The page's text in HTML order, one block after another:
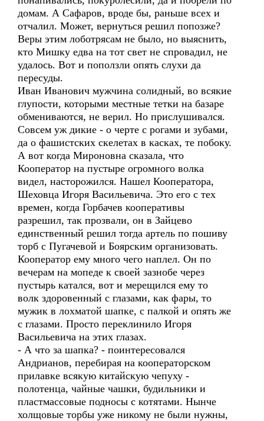
домам. А Сафаров, вроде бы, раньше всех и
отчалил. Может, вернуться решил попозже?
Веры этим лоботрясам не было, но выяснить,
кто Мишку едва на тот свет не спровадил, не
удалось. Вот и поползли опять слухи да
пересуды.
Иван Иванович мужчина солидный, во всякие
глупости, которыми местные тетки на базаре
обмениваются, не верил. Но прислушивался.
Совсем уж дикие - о черте с рогами и зубами,
да о фашистских скелетах в касках, те побоку.
А вот когда Мироновна сказала, что
Кооператор на пустыре огромного волка
видел, насторожился. Нашел Кооператора,
Шеховца Игоря Васильевича. Это его с тех
времен, когда Горбачев кооперативы
разрешил, так прозвали, он в Зайцево
единственный решил тогда артель по пошиву
торб с Пугачевой и Боярским организовать.
Кооператор ему много чего наплел. Он по
вечерам на мопеде к своей зазнобе через
пустырь катался, вот и мерещился ему то
волк здоровенный с глазами, как фары, то
мужик в лохматой шапке, с палкой и опять же
с глазами. Просто переклинило Игоря
Васильевича на этих глазах.
- А что за шапка? - поинтересовался
Андрианов, перебирая на кооператорском
прилавке всякую китайскую чепуху -
полотенца, чайные чашки, будильники и
пластмассовые подносы с котятами. Нынче
холщовые торбы уже никому не были нужны,